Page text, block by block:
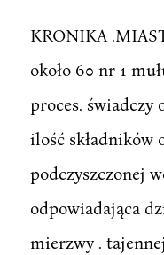
KRONIKA
około 60 nr 1
proces. świadczy
ilość składników
podczyszczonej
odpowiadająca
mierzwy .